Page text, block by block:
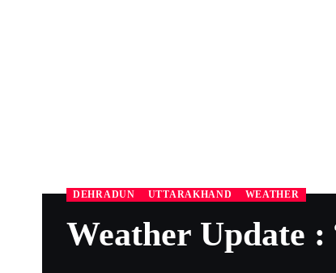
DEHRADUN UTTARAKHAND WEATHER
Weather Update :